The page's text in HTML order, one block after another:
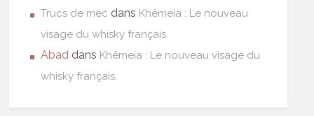
Trucs de mec dans Khêmeia : Le nouveau
visage du whisky français.
Abad dans Khêmeia : Le nouveau visage du
whisky français.